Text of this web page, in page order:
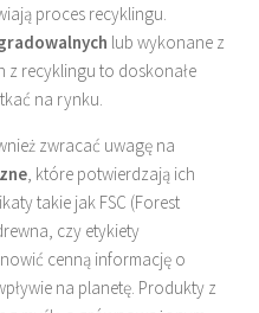
proces recyklingu.
lub wykonane z
recyklingu to doskonałe
na rynku.
zwracać uwagę na
, które potwierdzają ich
takie jak FSC (Forest
czy etykiety
cenną informację o
na planetę. Produkty z